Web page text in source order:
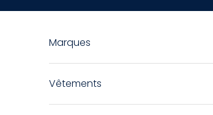
Marques
Vêtements